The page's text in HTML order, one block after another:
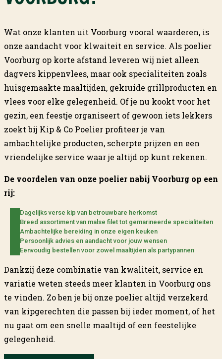
Wat onze klanten uit Voorburg vooral waarderen, is
onze aandacht voor klwaiteit en service. Als poelier
Voorburg op korte afstand leveren wij niet alleen
dagvers kippenvlees, maar ook specialiteiten zoals
huisgemaakte maaltijden, gekruide grillproducten en
vlees voor elke gelegenheid. Of je nu kookt voor het
gezin, een feestje organiseert of gewoon iets lekkers
zoekt bij Kip & Co Poelier profiteer je van
ambachtelijke producten, scherpte prijzen en een
vriendelijke service waar je altijd op kunt rekenen.
De voordelen van onze poelier nabij Voorburg op een
rij:
Dagelijks verse kip van betrouwbare herkomst
Breed assortiment van malse filet tot gemarineerde specialiteiten
Ambachtelijke bereiding in onze eigen keuken
Persoonlijk advies en aandacht voor jouw wensen
Eenvoudig bestellen voor zowel maaltijden als partypannen
Dankzij deze combinatie van kwaliteit, service en
variatie weten steeds meer klanten in Voorburg ons
te vinden. Zo ben je bij onze poelier altijd verzekerd
van kipgerechten die passen bij ieder moment, of het
nu gaat om een snelle maaltijd of een feestelijke
gelegenheid.